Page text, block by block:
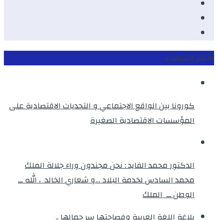
الأكثر مشاهدة
كورونا بين الواقع الاجتماعي و التحديات الاقتصادية على
المؤسسات الاقتصادية الصغيرة
الدكتور محمد الفايد : نحن مجندون وراء جلالة الملك
محمد السادس لخدمة البلاد …و شعاري الخالد ، الله ــ
الوطن ــ الملك
بلاغة اللغة العربية وفصاحتها سر جمالها ..